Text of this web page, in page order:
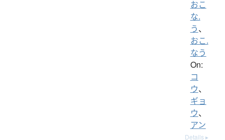
おこ
な.
う、
おこ.
なう
On:
コ
ウ、
ギョ
ウ、
アン
Details ▸